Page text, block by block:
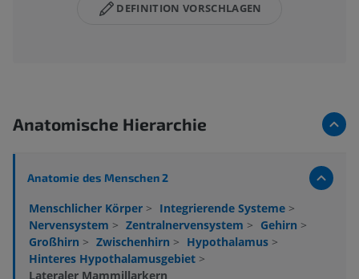
DEFINITION VORSCHLAGEN
Anatomische Hierarchie
Anatomie des Menschen 2
Menschlicher Körper > Integrierende Systeme >
Nervensystem > Zentralnervensystem > Gehirn >
Großhirn > Zwischenhirn > Hypothalamus >
Hinteres Hypothalamusgebiet >
Lateraler Mammillarkern